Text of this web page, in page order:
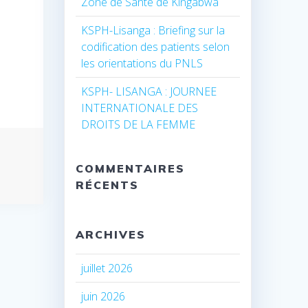
KSPH-Lisanga : Briefing sur la
codification des patients selon
les orientations du PNLS
KSPH- LISANGA : JOURNEE
INTERNATIONALE DES
DROITS DE LA FEMME
COMMENTAIRES
RÉCENTS
ARCHIVES
juillet 2026
juin 2026